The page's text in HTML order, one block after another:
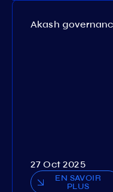
27 Oct 2025
EN SAVOIR
PLUS